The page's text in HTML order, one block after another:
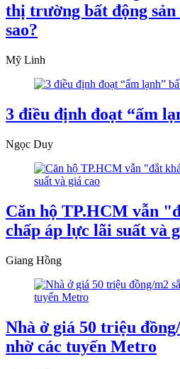
thị trường bất động sản
sao?
Mỹ Linh
3 điều định đoạt “ấm
Ngọc Duy
Căn hộ TP.HCM vẫn
chấp áp lực lãi suất và
Giang Hồng
Nhà ở giá 50 triệu
nhờ các tuyến Metro